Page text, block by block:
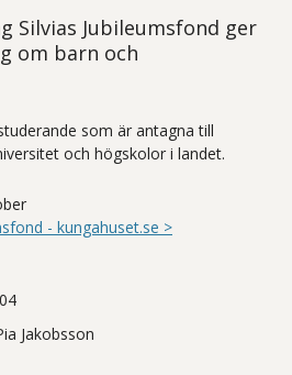
Silvias Jubileumsfond ger
om barn och
som är antagna till
och högskolor i landet.
- kungahuset.se >
Jakobsson